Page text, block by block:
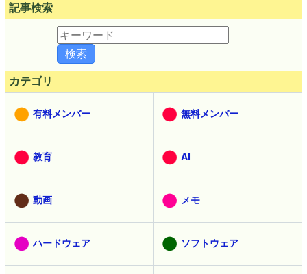
記事検索
カテゴリ
有料メンバー 無料メンバー
教育 AI
動画 メモ
ハードウェア ソフトウェア